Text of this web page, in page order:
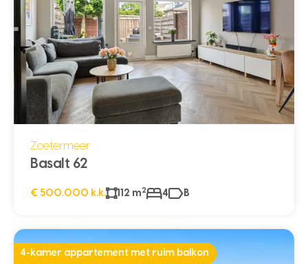
Zoetermeer
Basalt 62
€ 500.000 k.k. 112 m2 4 B
4-kamer appartement met ruim balkon